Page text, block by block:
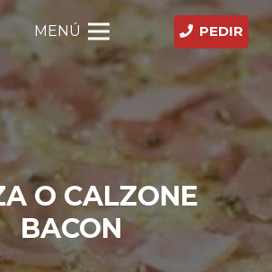
MENÚ PEDIR
O CALZONE
BACON